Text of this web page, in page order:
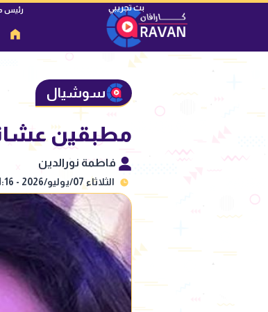
رئيس
سوشيال
مطبقين
فاطمة نورالدين
الثلاثاء 07/يوليو/2026 - 11:16 ص